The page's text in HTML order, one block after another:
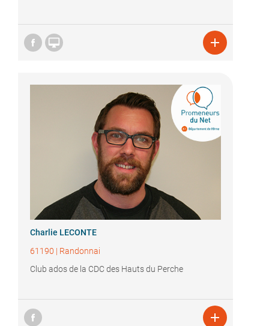
 
Charlie LECONTE
61190 | Randonnai
Club ados de la CDC des Hauts du Perche
